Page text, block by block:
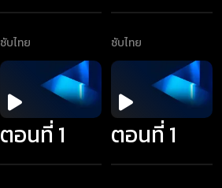
ซับไทย ซับไทย
ตอนที่ 1 ตอนที่ 1